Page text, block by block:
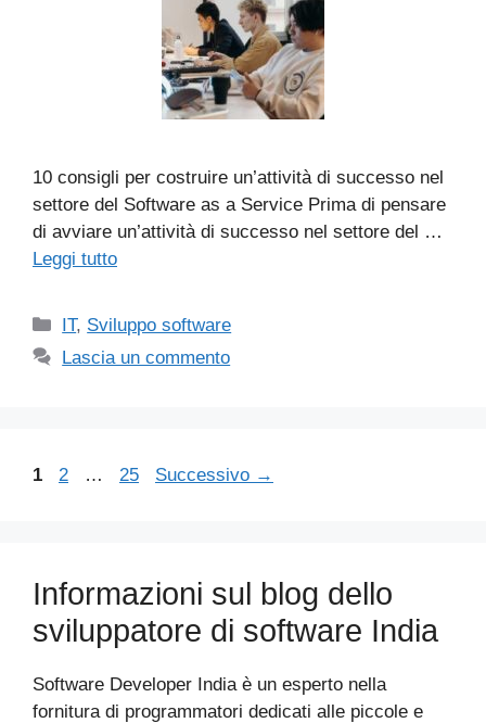
10 consigli per costruire un’attività di successo nel
settore del Software as a Service Prima di pensare
di avviare un’attività di successo nel settore del …
Leggi tutto
Categorie
IT, Sviluppo software
Lascia un commento
Pagina
1 Pagina
2 … Pagina
25 Successivo →
Informazioni sul blog dello
sviluppatore di software India
Software Developer India è un esperto nella
fornitura di programmatori dedicati alle piccole e